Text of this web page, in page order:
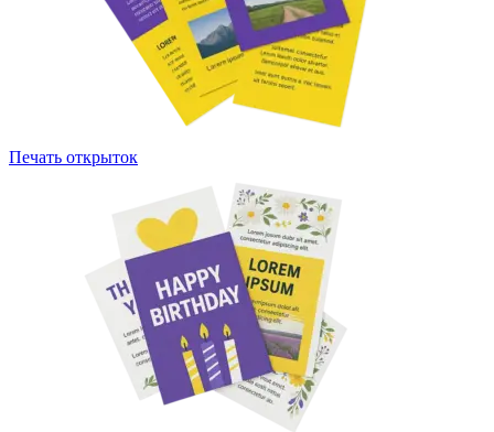
Печать открыток